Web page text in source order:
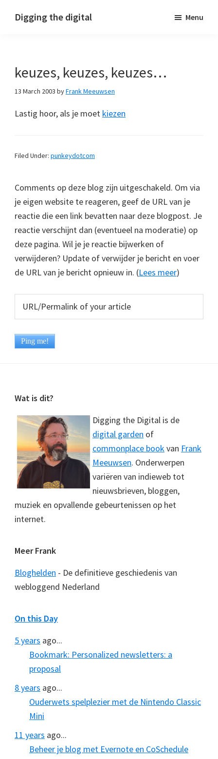
Digging the digital Menu
keuzes, keuzes, keuzes…
13 March 2003 byFrank Meeuwsen
Lastig hoor, als je moet kiezen
Filed Under: punkeydotcom
Comments op deze blog zijn uitgeschakeld. Om via
je eigen website te reageren, geef de URL van je
reactie die een link bevatten naar deze blogpost. Je
reactie verschijnt dan (eventueel na moderatie) op
deze pagina. Wil je je reactie bijwerken of
verwijderen? Update of verwijder je bericht en voer
de URL van je bericht opnieuw in. (Lees meer)
Footer
Wat is dit?
Digging the Digital is de
digital garden of
commonplace bookvan Frank
Meeuwsen. Onderwerpen
variëren van indieweb tot
nieuwsbrieven, bloggen,
muziek en opvallende gebeurtenissen op het
internet.
Meer Frank
Bloghelden - De definitieve geschiedenis van
webloggend Nederland
On this Day
5 years ago...
Bookmark: Personalized newsletters: a
proposal
8 years ago...
Ouderwets spelplezier met de Nintendo Classic
Mini
11 years ago...
Beheer je blog met Evernote en CoSchedule